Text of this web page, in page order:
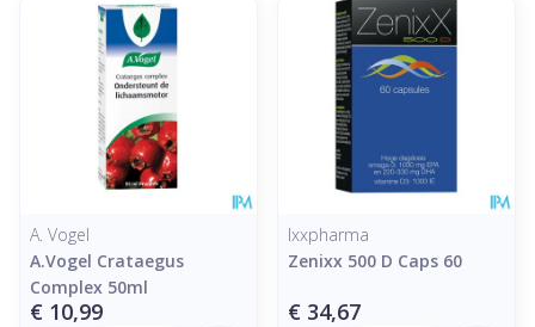
A. Vogel
A.Vogel Crataegus
Complex 50ml
€ 10,99
Ixxpharma
Zenixx 500 D Caps 60
€ 34,67